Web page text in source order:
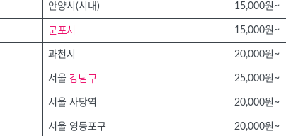
안양시(시내) 15,000원~
군포시 15,000원~
과천시 20,000원~
서울 강남구 25,000원~
서울 사당역 20,000원~
서울 영등포구 20,000원~